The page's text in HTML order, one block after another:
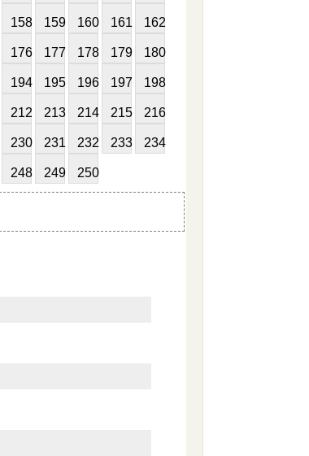
158 159 160 161 162
176 177 178 179 180
194 195 196 197 198
212 213 214 215 216
230 231 232 233 234
248 249 250